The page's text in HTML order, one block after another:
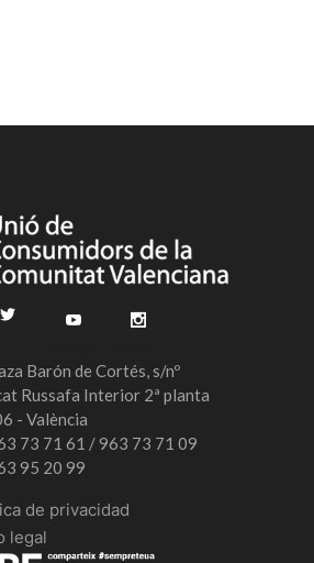
Barón de Cortés, s/nº
Russafa Interior 2ª planta
- València
73 71 61 / 963 73 71 09
95 20 99
de privacidad
legal